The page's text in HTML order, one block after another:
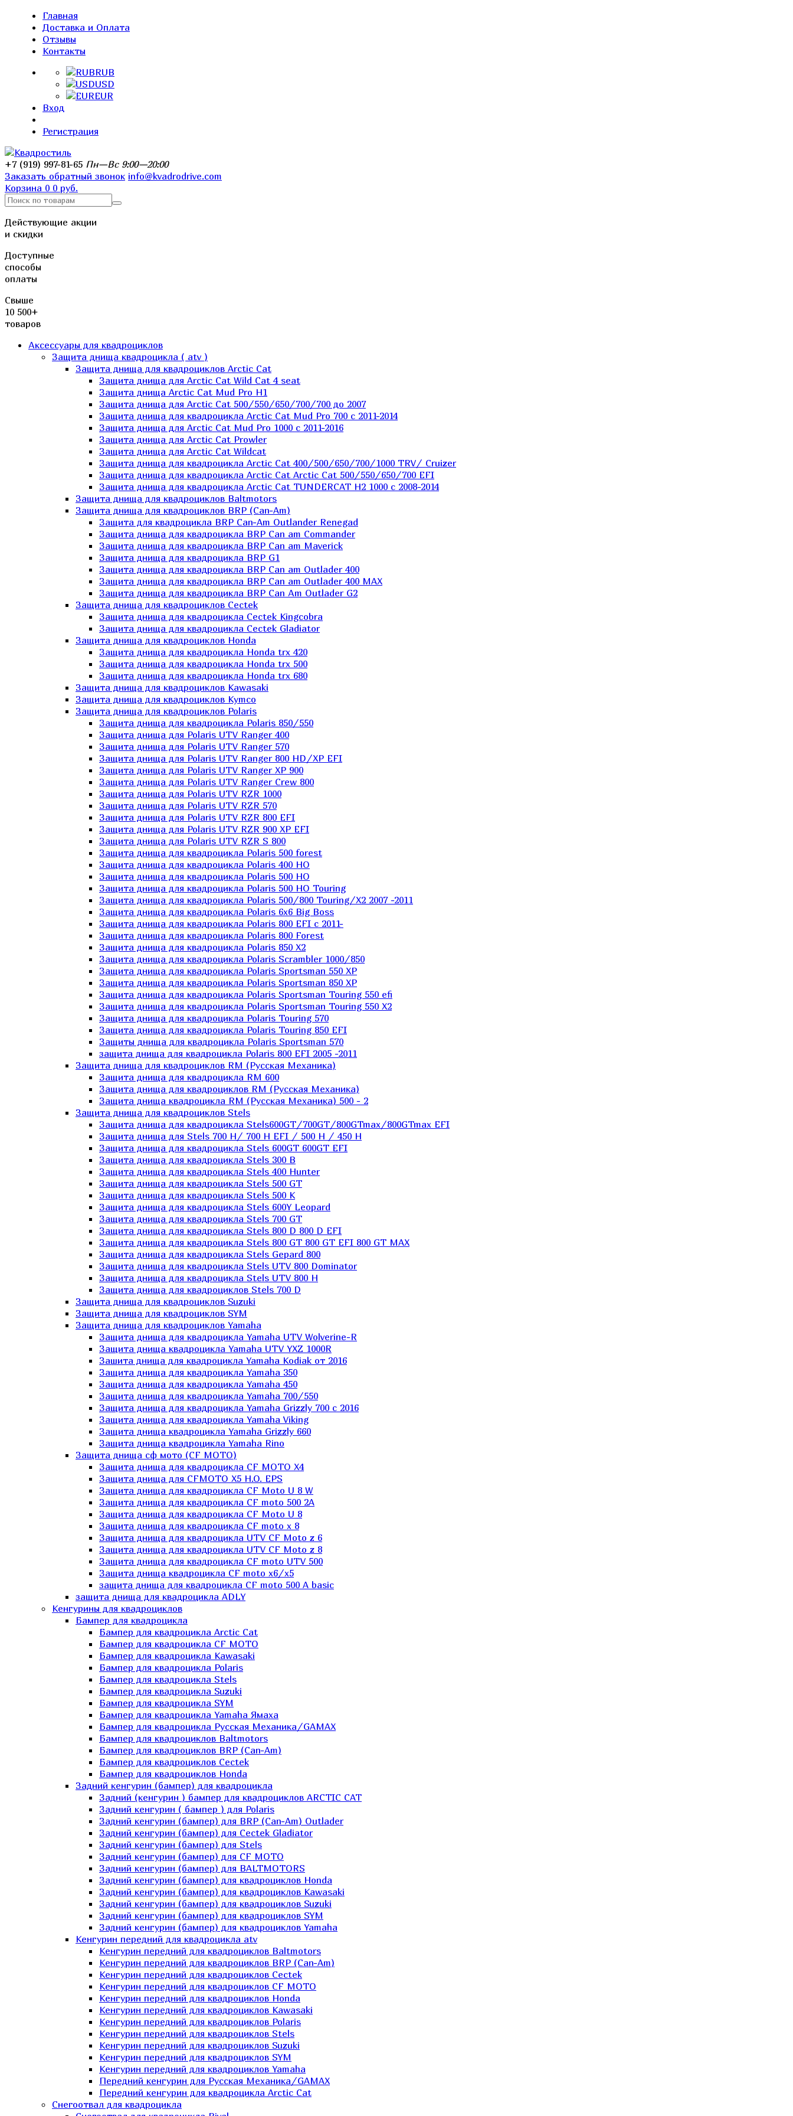
Главная
Доставка и Оплата
Отзывы
Контакты
RUB
USD
EUR
Вход
Регистрация
+7 (919) 997-81-65 Пн—Вс 9:00—20:00
Заказать обратный звонок info@kvadrodrive.com
Корзина 0 0 руб.
Действующие акции
и скидки
Доступные
способы
оплаты
Свыше
10 500+
товаров
Аксессуары для квадроциклов
Защита днища квадроцикла ( atv )
Защита днища для квадроциклов Arctic Cat
Защита днища для Arctic Cat Wild Cat 4 seat
Защита днища Arctic Cat Mud Pro H1
Защита днища для Arctic Cat 500/550/650/700/700 до 2007
Защита днища для квадроцикла Arctic Cat Mud Pro 700 с 2011-2014
Защита днища для Arctic Cat Mud Pro 1000 c 2011-2016
Защита днища для Arctic Cat Prowler
Защита днища для Arctic Cat Wildcat
Защита днища для квадроцикла Arctic Cat 400/500/650/700/1000 TRV/ Cruizer
Защита днища для квадроцикла Arctic Cat Arctic Cat 500/550/650/700 EFI
Защита днища для квадроцикла Arctic Cat TUNDERCAT H2 1000 c 2008-2014
Защита днища для квадроциклов Baltmotors
Защита днища для квадроциклов BRP (Can-Am)
Защита для квадроцикла BRP Can-Am Outlander Renegad
Защита днища для квадроцикла BRP Can am Commander
Защита днища для квадроцикла BRP Can am Maverick
Защита днища для квадроцикла BRP G1
Защита днища для квадроцикла BRP Can am Outlader 400
Защита днища для квадроцикла BRP Can am Outlader 400 MAX
Защита днища для квадроцикла BRP Can Аm Outlader G2
Защита днища для квадроциклов Cectek
Защита днища для квадроцикла Cectek Kingcobra
Защита днища для квадроцикла Cectek Gladiator
Защита днища для квадроциклов Honda
Защита днища для квадроцикла Honda trx 420
Защита днища для квадроцикла Honda trx 500
Защита днища для квадроцикла Honda trx 680
Защита днища для квадроциклов Kawasaki
Защита днища для квадроциклов Kymco
Защита днища для квадроциклов Polaris
Защита днища для квадроцикла Polaris 850/550
Защита днища для Polaris UTV Ranger 400
Защита днища для Polaris UTV Ranger 570
Защита днища для Polaris UTV Ranger 800 HD/XP EFI
Защита днища для Polaris UTV Ranger XP 900
Защита днища для Polaris UTV Ranger Сrew 800
Защита днища для Polaris UTV RZR 1000
Защита днища для Polaris UTV RZR 570
Защита днища для Polaris UTV RZR 800 EFI
Защита днища для Polaris UTV RZR 900 XP EFI
Защита днища для Polaris UTV RZR S 800
Защита днища для квадроцикла Polaris 500 forest
Защита днища для квадроцикла Polaris 400 HO
Защита днища для квадроцикла Polaris 500 HO
Защита днища для квадроцикла Polaris 500 HO Touring
Защита днища для квадроцикла Polaris 500/800 Touring/X2 2007 -2011
Защита днища для квадроцикла Polaris 6х6 Big Boss
Защита днища для квадроцикла Polaris 800 EFI с 2011-
Защита днища для квадроцикла Polaris 800 Forest
Защита днища для квадроцикла Polaris 850 X2
Защита днища для квадроцикла Polaris Scrambler 1000/850
Защита днища для квадроцикла Polaris Sportsman 550 XP
Защита днища для квадроцикла Polaris Sportsman 850 XP
Защита днища для квадроцикла Polaris Sportsman Touring 550 efi
Защита днища для квадроцикла Polaris Sportsman Touring 550 X2
Защита днища для квадроцикла Polaris Touring 570
Защита днища для квадроцикла Polaris Touring 850 EFI
Защиты днища для квадроцикла Polaris Sportsman 570
защита днища для квадроцикла Polaris 800 EFI 2005 -2011
Защита днища для квадроциклов RM (Русская Механика)
Защита днища для квадроцикла RM 600
Защита днища для квадроциклов RM (Русская Механика)
Защита днища квадроцикла RM (Русская Механика) 500 - 2
Защита днища для квадроциклов Stels
Защита днища для квадроцикла Stels600GT/700GT/800GTmax/800GTmax EFI
Защита днища для Stels 700 H/ 700 H EFI / 500 H / 450 H
Защита днища для квадроцикла Stels 600GT 600GT EFI
Защита днища для квадроцикла Stels 300 B
Защита днища для квадроцикла Stels 400 Hunter
Защита днища для квадроцикла Stels 500 GT
Защита днища для квадроцикла Stels 500 K
Защита днища для квадроцикла Stels 600Y Leopard
Защита днища для квадроцикла Stels 700 GT
Защита днища для квадроцикла Stels 800 D 800 D EFI
Защита днища для квадроцикла Stels 800 GT 800 GT EFI 800 GT MAX
Защита днища для квадроцикла Stels Gepard 800
Защита днища для квадроцикла Stels UTV 800 Dominator
Защита днища для квадроцикла Stels UTV 800 H
Защита днища для квадроциклов Stels 700 D
Защита днища для квадроциклов Suzuki
Защита днища для квадроциклов SYM
Защита днища для квадроциклов Yamaha
Защита днища для квадроцикла Yamaha UTV Wolverine-R
Защита днища квадроцикла Yamaha UTV YXZ 1000R
Зашита днища для квадроцикла Yamaha Kodiak от 2016
Защита днища для квадроцикла Yamaha 350
Защита днища для квадроцикла Yamaha 450
Защита днища для квадроцикла Yamaha 700/550
Защита днища для квадроцикла Yamaha Grizzly 700 с 2016
Защита днища для квадроцикла Yamaha Viking
Защита днища квадроцикла Yamaha Grizzly 660
Защита днища квадроцикла Yamaha Rino
Защита днища сф мото (CF MOTO)
Защита днища для квадроцикла CF MOTO X4
Защита днища для CFMOTO X5 H.O. EPS
Защита днища для квадроцикла CF Moto U 8 W
Защита днища для квадроцикла CF moto 500 2A
Защита днища для квадроцикла CF Moto U 8
Защита днища для квадроцикла CF moto x 8
Защита днища для квадроцикла UTV CF Moto z 6
Защита днища для квадроцикла UTV CF Moto z 8
Защита днища для квадроцикла СF moto UTV 500
Защита днища квадроцикла СF moto x6/x5
защита днища для квадроцикла CF moto 500 A basic
защита днища для квадроцикла ADLY
Кенгурины для квадроциклов
Бампер для квадроцикла
Бампер для квадроцикла Arctic Cat
Бампер для квадроцикла CF MOTO
Бампер для квадроцикла Kawasaki
Бампер для квадроцикла Polaris
Бампер для квадроцикла Stels
Бампер для квадроцикла Suzuki
Бампер для квадроцикла SYM
Бампер для квадроцикла Yamaha Ямаха
Бампер для квадроцикла Русская Механика/GAMAX
Бампер для квадроциклов Baltmotors
Бампер для квадроциклов BRP (Can-Am)
Бампер для квадроциклов Cectek
Бампер для квадроциклов Honda
Задний кенгурин (бампер) для квадроцикла
Задний (кенгурин ) бампер для квадроциклов ARCTIC CAT
Задний кенгурин ( бампер ) для Polaris
Задний кенгурин (бампер) для BRP (Can-Am) Outlader
Задний кенгурин (бампер) для Cectek Gladiator
Задний кенгурин (бампер) для Stels
Задний кенгурин (бампер) для СF MOTO
Задний кенгурин (бампер) для BALTMOTORS
Задний кенгурин (бампер) для квадроциклов Honda
Задний кенгурин (бампер) для квадроциклов Kawasaki
Задний кенгурин (бампер) для квадроциклов Suzuki
Задний кенгурин (бампер) для квадроциклов SYM
Задний кенгурин (бампер) для квадроциклов Yamaha
Кенгурин передний для квадроцикла atv
Кенгурин передний для квадроциклов Baltmotors
Кенгурин передний для квадроциклов BRP (Can-Am)
Кенгурин передний для квадроциклов Cectek
Кенгурин передний для квадроциклов CF MOTO
Кенгурин передний для квадроциклов Honda
Кенгурин передний для квадроциклов Kawasaki
Кенгурин передний для квадроциклов Polaris
Кенгурин передний для квадроциклов Stels
Кенгурин передний для квадроциклов Suzuki
Кенгурин передний для квадроциклов SYM
Кенгурин передний для квадроциклов Yamaha
Передний кенгурин для Русская Механика/GAMAX
Передний кенгурин для квадроцикла Arctic Cat
Снегоотвал для квадроцикла